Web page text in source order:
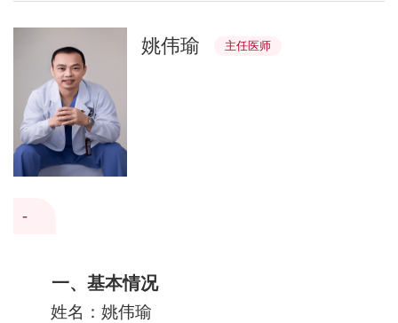
姚伟瑜 主任医师
-
一、 基本情况
姓名：姚伟瑜